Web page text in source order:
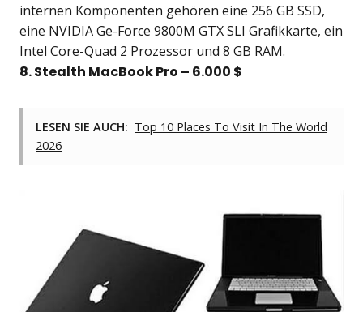
internen Komponenten gehören eine 256 GB SSD,
eine NVIDIA Ge-Force 9800M GTX SLI Grafikkarte, ein
Intel Core-Quad 2 Prozessor und 8 GB RAM.
8. Stealth MacBook Pro – 6.000 $
LESEN SIE AUCH: Top 10 Places To Visit In The World
2026